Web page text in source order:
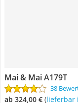
Mai & Mai A179T
38
ab 324,00 € (